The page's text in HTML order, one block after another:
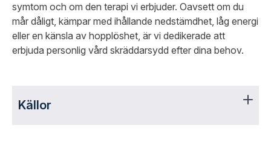
symtom och om den terapi vi erbjuder. Oavsett om du
mår dåligt, kämpar med ihållande nedstämdhet, låg energi
eller en känsla av hopplöshet, är vi dedikerade att
erbjuda personlig vård skräddarsydd efter dina behov.
Källor